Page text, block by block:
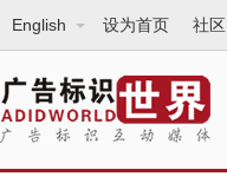
English 设为首页 社区